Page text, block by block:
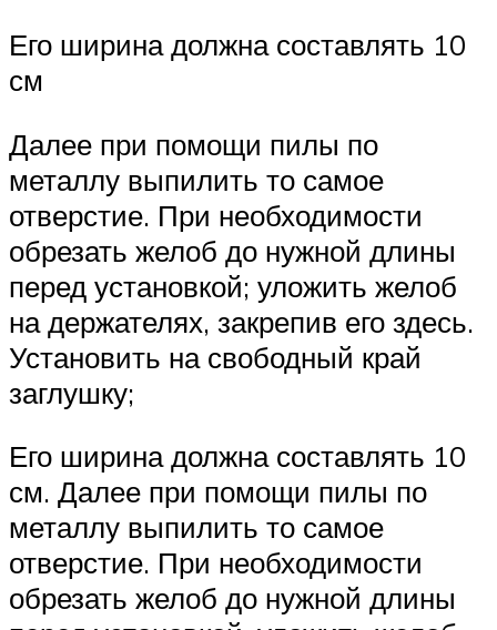
Его ширина должна составлять 10
см
Далее при помощи пилы по
металлу выпилить то самое
отверстие. При необходимости
обрезать желоб до нужной длины
перед установкой; уложить желоб
на держателях, закрепив его здесь.
Установить на свободный край
заглушку;
Его ширина должна составлять 10
см. Далее при помощи пилы по
металлу выпилить то самое
отверстие. При необходимости
обрезать желоб до нужной длины